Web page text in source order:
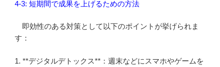
4-3: 短期間で成果を上げるための方法
即効性のある対策として以下のポイントが挙げられま
す：
1. **デジタルデトックス**：週末などにスマホやゲームを